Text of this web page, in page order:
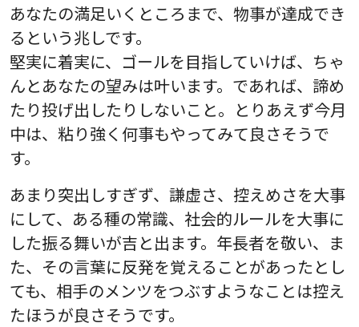
あなたの満足いくところまで、物事が達成でき
るという兆しです。
堅実に着実に、ゴールを目指していけば、ちゃ
んとあなたの望みは叶います。であれば、諦め
たり投げ出したりしないこと。とりあえず今月
中は、粘り強く何事もやってみて良さそうで
す。
あまり突出しすぎず、謙虚さ、控えめさを大事
にして、ある種の常識、社会的ルールを大事に
した振る舞いが吉と出ます。年長者を敬い、ま
た、その言葉に反発を覚えることがあったとし
ても、相手のメンツをつぶすようなことは控え
たほうが良さそうです。